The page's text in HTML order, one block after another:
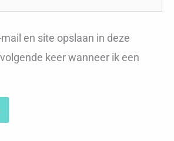
en site opslaan in deze
keer wanneer ik een